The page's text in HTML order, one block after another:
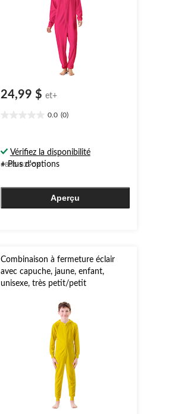
24,99 $ et+
0.0 (0)
5. Vérifiez la disponibilité
#855-8295X
+ Plus d'options
Aperçu
Combinaison à fermeture éclair
avec capuche, jaune, enfant,
unisexe, très petit/petit